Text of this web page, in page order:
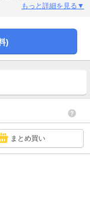
子供を彼が望むとは思え
隠しておけると思った
もっと詳細を見る▼
)
まとめ買い